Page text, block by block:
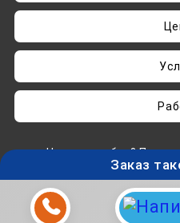
Нашли ошибку?
Такси для СВОих -
Вся информация на
исключительно
Заказ